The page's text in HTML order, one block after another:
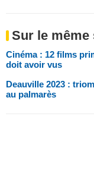
Sur le même
Cinéma : 12 films
doit avoir vus
Deauville 2023 :
au palmarès